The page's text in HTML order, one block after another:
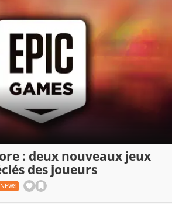
: deux nouveaux jeux
des joueurs
NEWS